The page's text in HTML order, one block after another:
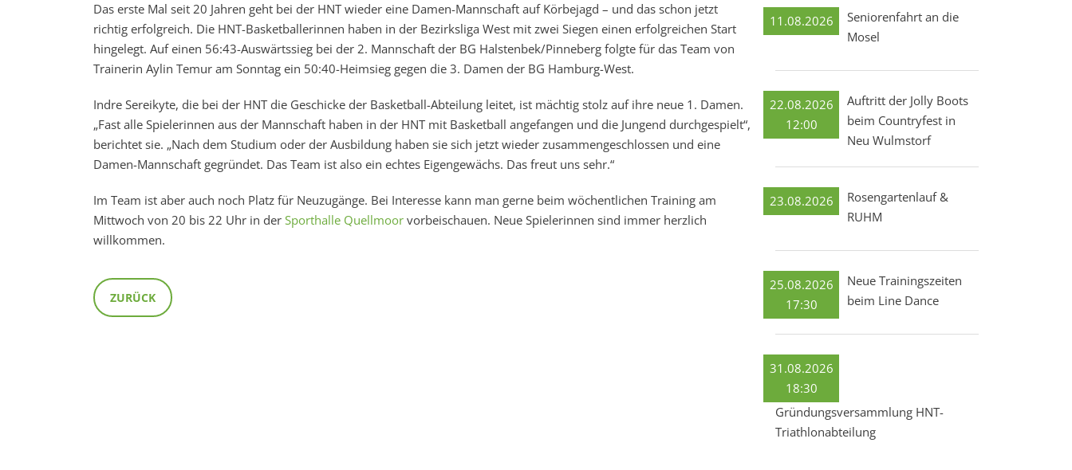
Das erste Mal seit 20 Jahren geht bei der HNT wieder eine Damen-Mannschaft auf Körbejagd – und das schon jetzt
richtig erfolgreich. Die HNT-Basketballerinnen haben in der Bezirksliga West mit zwei Siegen einen erfolgreichen Start
hingelegt. Auf einen 56:43-Auswärtssieg bei der 2. Mannschaft der BG Halstenbek/Pinneberg folgte für das Team von
Trainerin Aylin Temur am Sonntag ein 50:40-Heimsieg gegen die 3. Damen der BG Hamburg-West.
Indre Sereikyte, die bei der HNT die Geschicke der Basketball-Abteilung leitet, ist mächtig stolz auf ihre neue 1. Damen.
„Fast alle Spielerinnen aus der Mannschaft haben in der HNT mit Basketball angefangen und die Jungend durchgespielt“,
berichtet sie. „Nach dem Studium oder der Ausbildung haben sie sich jetzt wieder zusammengeschlossen und eine
Damen-Mannschaft gegründet. Das Team ist also ein echtes Eigengewächs. Das freut uns sehr.“
Im Team ist aber auch noch Platz für Neuzugänge. Bei Interesse kann man gerne beim wöchentlichen Training am
Mittwoch von 20 bis 22 Uhr in der Sporthalle Quellmoor vorbeischauen. Neue Spielerinnen sind immer herzlich
willkommen.
ZURÜCK
11.08.2026
Seniorenfahrt an die
Mosel
22.08.2026
12:00
Auftritt der Jolly Boots
beim Countryfest in
Neu Wulmstorf
23.08.2026
Rosengartenlauf &
RUHM
25.08.2026
17:30
Neue Trainingszeiten
beim Line Dance
31.08.2026
18:30
Gründungsversammlung HNT-
Triathlonabteilung